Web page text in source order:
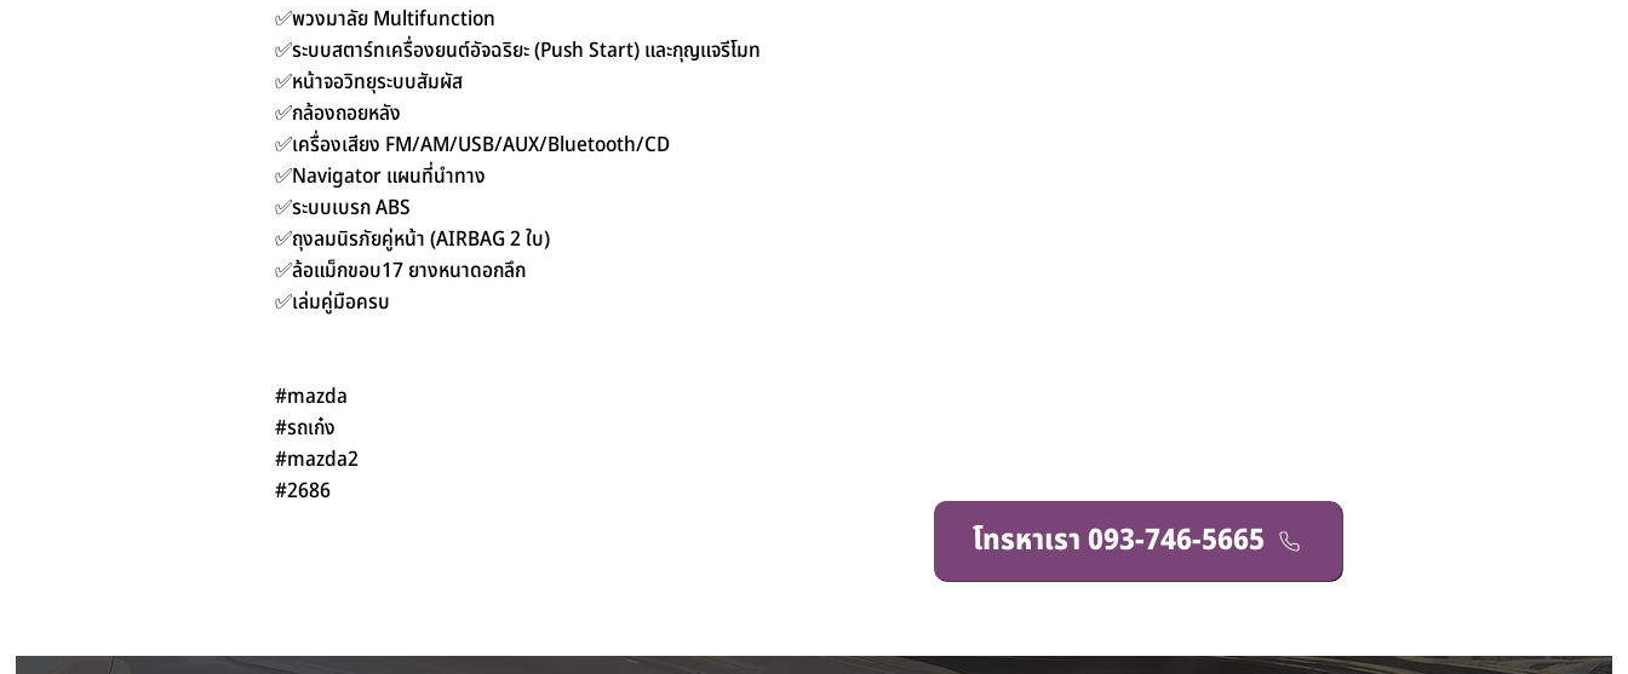
✅พวงมาลัย Multifunction
✅ระบบสตาร์ทเครื่องยนต์อัจฉริยะ (Push Start) และกุญแจรีโมท
✅หน้าจอวิทยุระบบสัมผัส
✅กล้องถอยหลัง
✅เครื่องเสียง FM/AM/USB/AUX/Bluetooth/CD
✅Navigator แผนที่นำทาง
✅ระบบเบรก ABS
✅ถุงลมนิรภัยคู่หน้า (AIRBAG 2 ใบ)
✅ล้อแม็กขอบ17 ยางหนาดอกลึก
✅เล่มคู่มือครบ
#mazda
#รถเก๋ง
#mazda2
#2686
โทรหาเรา 093-746-5665